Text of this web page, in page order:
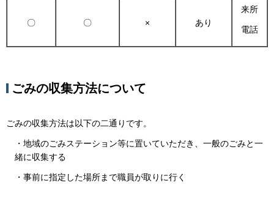
〇 〇 × あり
来所
電話
ごみの収集方法について
ごみの収集方法は以下の二通りです。
・地域のごみステーション等に置いていただき、一般のごみと一
緒に収集する
・事前に指定した場所まで職員が取りに行く